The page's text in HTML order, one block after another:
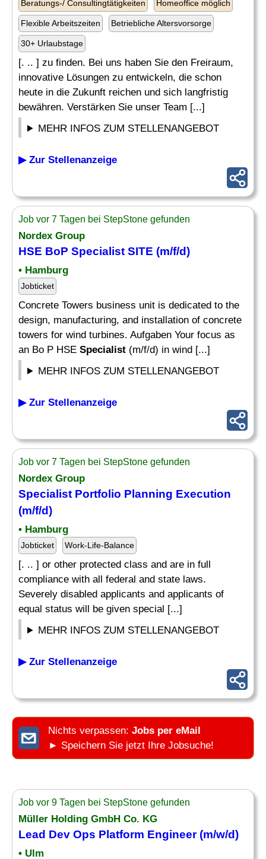
Beratungs-/ Consultingtätigkeiten Homeoffice möglich
Flexible Arbeitszeiten Betriebliche Altersvorsorge
30+ Urlaubstage
[. .. ] zu finden. Bei uns haben Sie den Freiraum,
innovative Lösungen zu entwickeln, die schon
heute in die Zukunft reichen und sich langfristig
bewähren. Verstärken Sie unser Team [...]
MEHR INFOS ZUM STELLENANGEBOT
▶ Zur Stellenanzeige
Job vor 7 Tagen bei StepStone gefunden
Nordex Group
HSE BoP Specialist SITE (m/f/d)
• Hamburg
Jobticket
Concrete Towers business unit is dedicated to the
design, manufacturing, and installation of concrete
towers for wind turbines. Aufgaben Your focus as
an Bo P HSE Specialist (m/f/d) in wind [...]
MEHR INFOS ZUM STELLENANGEBOT
▶ Zur Stellenanzeige
Job vor 7 Tagen bei StepStone gefunden
Nordex Group
Specialist Portfolio Planning Execution
(m/f/d)
• Hamburg
Jobticket Work-Life-Balance
[. .. ] or other protected class and are in full
compliance with all federal and state laws.
Severely disabled applicants and applicants of
equal status will be given special [...]
MEHR INFOS ZUM STELLENANGEBOT
▶ Zur Stellenanzeige
Nichts verpassen: Jobs per eMail
► Speichern Sie jetzt Ihre Jobsuche!
Job vor 9 Tagen bei StepStone gefunden
Müller Holding GmbH Co. KG
Lead Dev Ops Platform Engineer (m/w/d)
• Ulm